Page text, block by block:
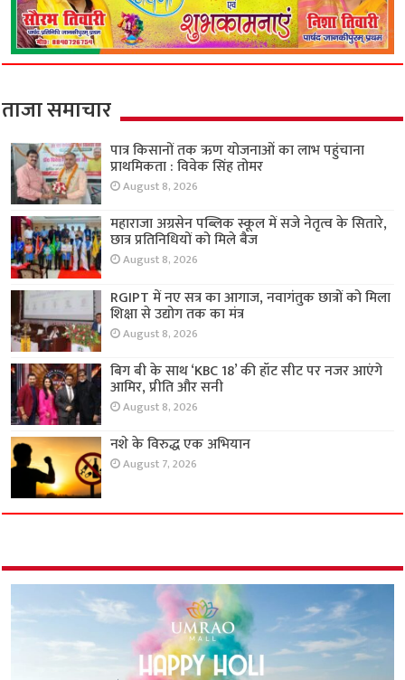
ताजा समाचार
पात्र किसानों तक ऋण योजनाओं का लाभ पहुंचाना
प्राथमिकता : विवेक सिंह तोमर
August 8, 2026
महाराजा अग्रसेन पब्लिक स्कूल में सजे नेतृत्व के सितारे,
छात्र प्रतिनिधियों को मिले बैज
August 8, 2026
RGIPT में नए सत्र का आगाज, नवागंतुक छात्रों को मिला
शिक्षा से उद्योग तक का मंत्र
August 8, 2026
बिग बी के साथ ‘KBC 18’ की हॉट सीट पर नजर आएंगे
आमिर, प्रीति और सनी
August 8, 2026
नशे के विरुद्ध एक अभियान
August 7, 2026